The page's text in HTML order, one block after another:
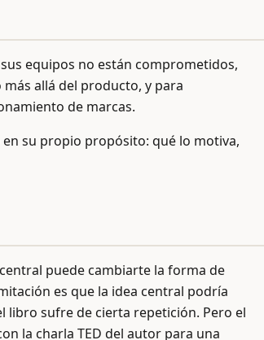
equipos no están comprometidos,
allá del producto, y para
de marcas.
su propio propósito: qué lo motiva,
puede cambiarte la forma de
es que la idea central podría
libro sufre de cierta repetición. Pero el
la charla TED del autor para una